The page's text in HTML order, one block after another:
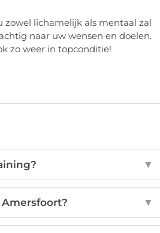
zowel lichamelijk als mentaal zal
naar uw wensen en doelen.
zo weer in topconditie!
▼
▼